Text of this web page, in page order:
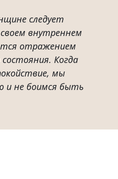
следует
внутреннем
отражением
Когда
мы
и не боимся быть